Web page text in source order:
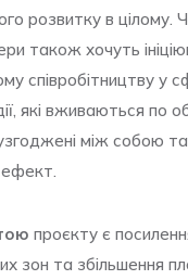
розвитку в цілому.
також хочуть
співробітництву у
які вживаються по
між собою та
ефект.
проєкту є
зон та збільшення